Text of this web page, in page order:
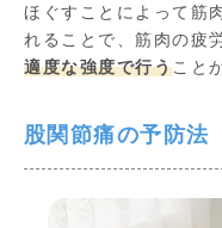
ほぐすことによって筋
れることで、筋肉の疲
適度な強度で行うこと
股関節痛の予防法